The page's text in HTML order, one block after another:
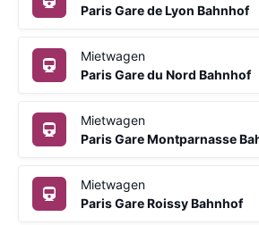
Paris Gare de Lyon Bahnhof
Mietwagen
Paris Gare du Nord Bahnhof
Mietwagen
Paris Gare Montparnasse
Mietwagen
Paris Gare Roissy Bahnhof